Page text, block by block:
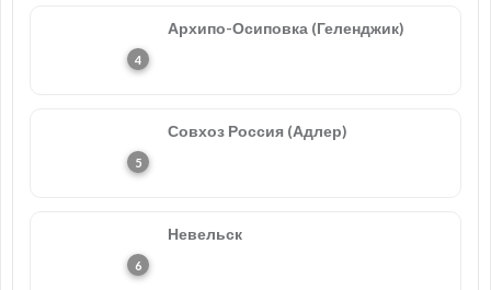
Архипо-Осиповка (Геленджик)
Совхоз Россия (Адлер)
Невельск